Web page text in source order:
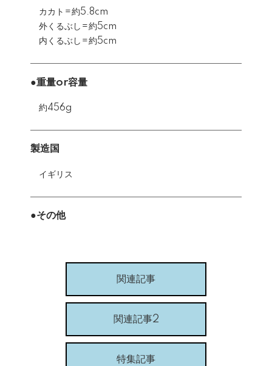
カカト=約5.8cm
外くるぶし=約5cm
内くるぶし=約5cm
●重量or容量
約456g
製造国
イギリス
●その他
関連記事
関連記事2
特集記事